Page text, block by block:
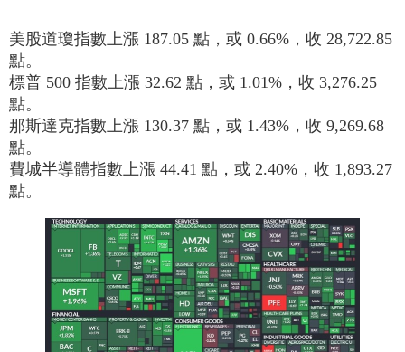
美股道瓊指數上漲 187.05 點，或 0.66%，收 28,722.85
點。
標普 500 指數上漲 32.62 點，或 1.01%，收 3,276.25
點。
那斯達克指數上漲 130.37 點，或 1.43%，收 9,269.68
點。
費城半導體指數上漲 44.41 點，或 2.40%，收 1,893.27
點。